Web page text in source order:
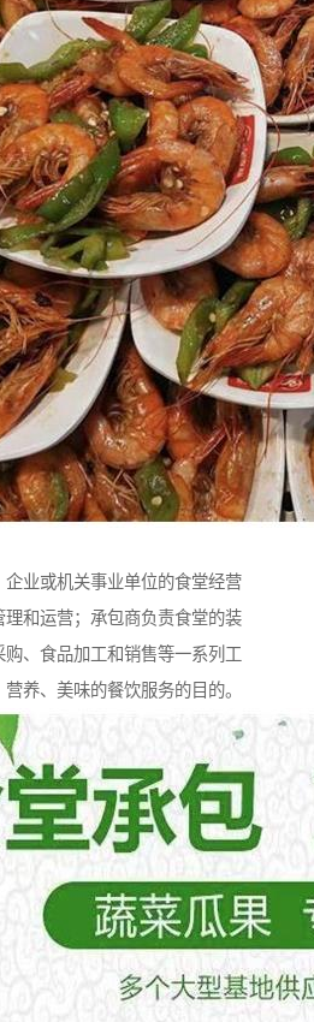
业或机关事业单位的食堂经营
和运营；承包商负责食堂的装
、食品加工和销售等一系列工
养、美味的餐饮服务的目的。